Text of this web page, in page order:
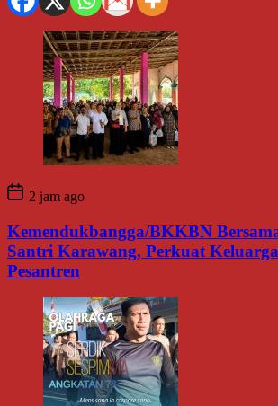
2 jam ago
Kemendukbangga/BKKBN
Santri Karawang, Perkuat
Pesantren